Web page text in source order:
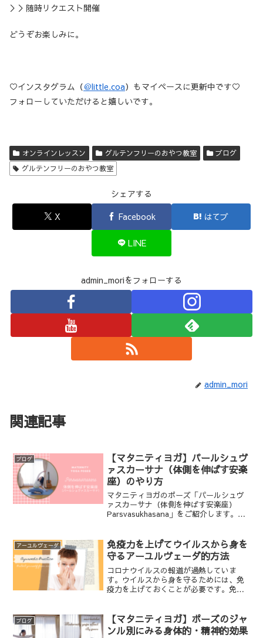
＞＞随時リクエスト開催
どうぞお楽しみに。
♡インスタグラム（＠little.coa）もマイペースに更新中です♡
フォローしていただけると嬉しいです。
オンラインレッスン グルテンフリーのおやつ教室
ブログ
グルテンフリーのおやつ教室
シェアする
X
Facebook はてブ
LINE
admin_moriをフォローする
admin_mori
関連記事
ブログ
【マタニティヨガ】パールシュヴ
ァスカーサナ（体側を伸ばす安楽
座）のやり方
マタニティヨガのポーズ「パールシュヴ
ァスカーサナ（体側を伸ばす安楽座）
Parsvasukhasana」をご紹介します。体
アーユルヴェーダ
免疫力を上げてウイルスから身を
守るアーユルヴェーダ的方法
コロナウイルスの報道が過熱していま
す。ウイルスから身を守るためには、免
疫力を上げておくことが必要です。免疫
ブログ
【マタニティヨガ】ポーズのジャ
ンル別にみる身体的・精神的効果